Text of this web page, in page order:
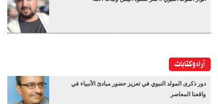
آراء وكتابات
دور ذكرى المولد النبوي في تعزيز حضور مبادئ الأنبياء في
واقعنا المعاصر